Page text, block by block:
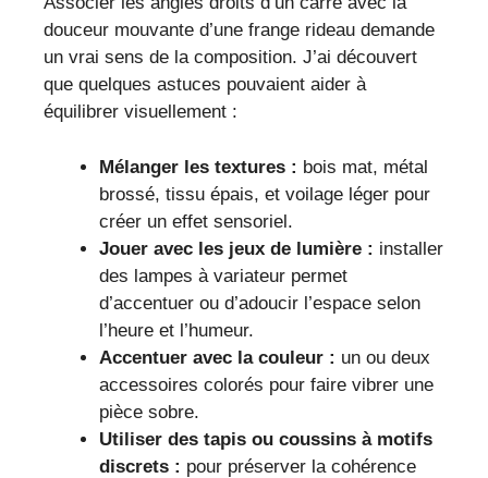
douceur mouvante d’une frange rideau demande
un vrai sens de la composition. J’ai découvert
que quelques astuces pouvaient aider à
équilibrer visuellement :
Mélanger les textures : bois mat, métal
brossé, tissu épais, et voilage léger pour
créer un effet sensoriel.
Jouer avec les jeux de lumière : installer
des lampes à variateur permet
d’accentuer ou d’adoucir l’espace selon
l’heure et l’humeur.
Accentuer avec la couleur : un ou deux
accessoires colorés pour faire vibrer une
pièce sobre.
Utiliser des tapis ou coussins à motifs
discrets : pour préserver la cohérence